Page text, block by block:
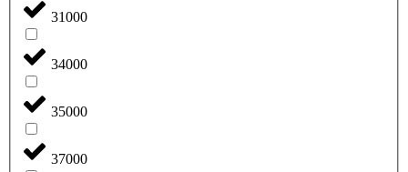
31000
34000
35000
37000